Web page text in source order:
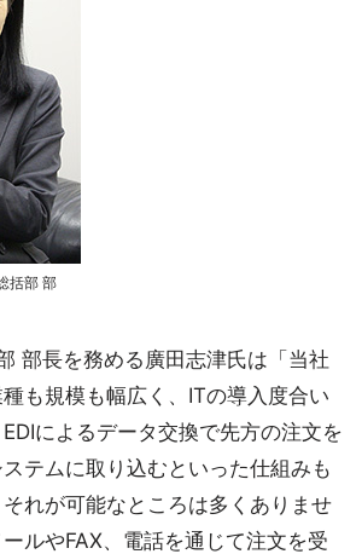
括部 部
部長を務める廣田志津氏は「当社
も規模も幅広く、ITの導入度合い
によるデータ交換で先方の注文を
テムに取り込むといった仕組みも
れが可能なところは多くありませ
ルやFAX、電話を通じて注文を受